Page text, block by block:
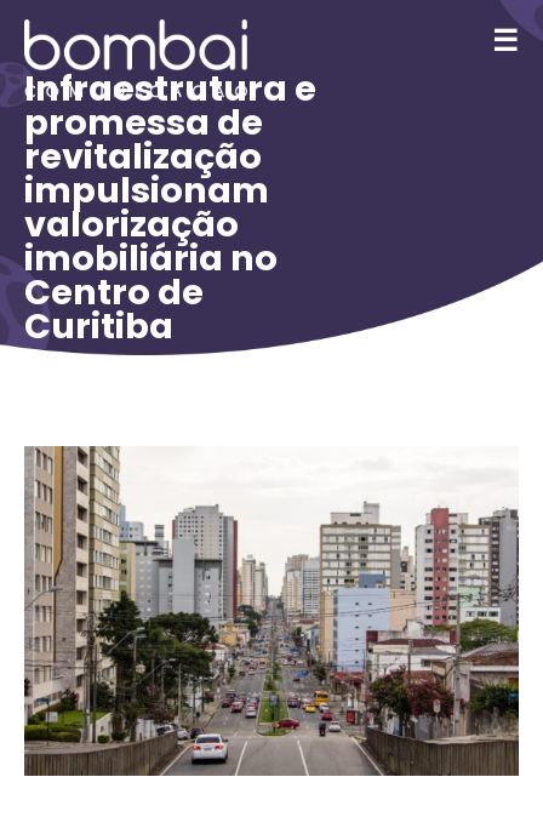
☰
Infraestrutura e
promessa de
revitalização
impulsionam
valorização
imobiliária no
Centro de
Curitiba